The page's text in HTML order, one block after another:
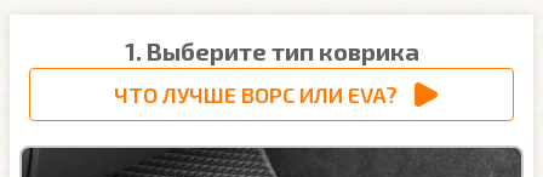
1. Выберите тип коврика
ЧТО ЛУЧШЕ ВОРС ИЛИ EVA?